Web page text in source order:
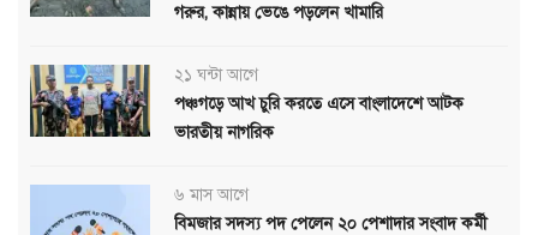
গরুর, কান্নায় ভেঙে পড়লেন খামারি
২১ ঘন্টা আগে
পঞ্চগড়ে আখ চুরি করতে এসে বাংলাদেশে আটক
ভারতীয় নাগরিক
৬ মাস আগে
বিমজার সদস্য পদ পেলেন ২০ পেশাদার সংবাদ কর্মী